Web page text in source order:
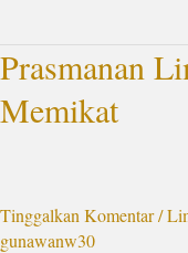
Prasmanan
Memikat
Tinggalkan Komentar/
gunawanw30
Prasmanan
Limbangan
Lezat